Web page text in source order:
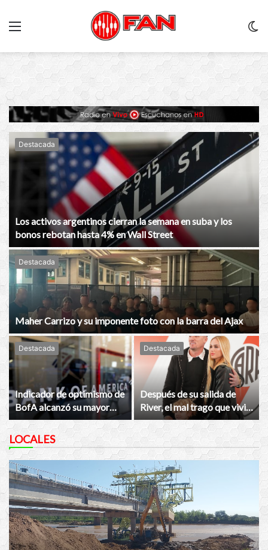
Destacada
Los activos argentinos cierran la semana en suba y los
bonos rebotan hasta 4% en Wall Street
Destacada
Maher Carrizo y su imponente foto con la barra del Ajax
Destacada
Indicador de optimismo de
BofA alcanzó su mayor
nivel desde 2021
Destacada
Después de su salida de
River, el mal trago que vivió
Franco Armani
LOCALES